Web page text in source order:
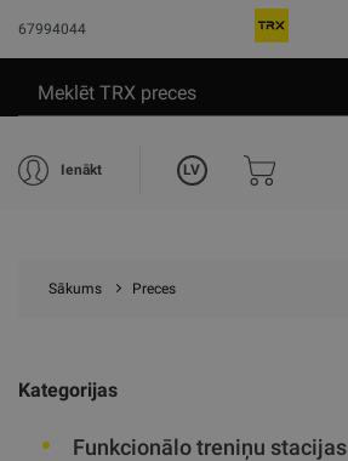
67994044
Ienākt LV
Sākums Preces
Kategorijas
Funkcionālo treniņu stacijas